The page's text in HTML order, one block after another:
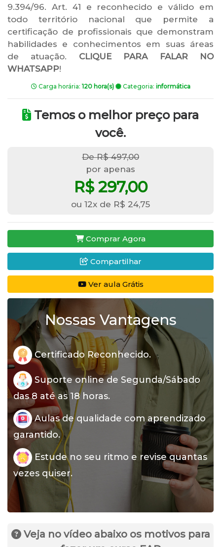
9.394/96. Art. 41 e reconhecido e válido em
todo território nacional que permite a
certificação de profissionais que demonstram
habilidades e conhecimentos em suas áreas
de atuação. CLIQUE PARA FALAR NO
WHATSAPP!
Carga horária: 120 hora(s) Categoria: informática
Temos o melhor preço para
você.
De R$ 497,00
por apenas
R$ 297,00
ou 12x de R$ 24,75
Comprar Agora
Compartilhar
Ver aula Grátis
Nossas Vantagens
Certificado Reconhecido.
Suporte online de Segunda/Sábado
das 8 até as 18 horas.
Aulas de qualidade com aprendizado
garantido.
Estude no seu ritmo e revise quantas
vezes quiser.
Veja no vídeo abaixo os motivos para